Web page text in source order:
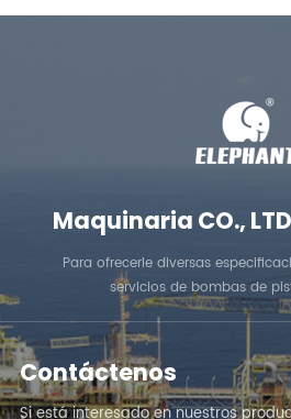
Maquinaria CO.,
Para ofrecerle diversas
servicios de bombas de
Contáctenos
Si está interesado en nuestros